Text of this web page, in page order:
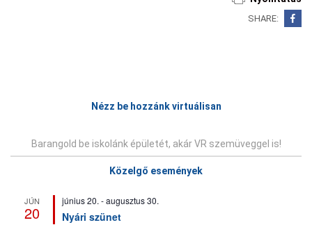
SHARE:
Nézz be hozzánk virtuálisan
Barangold be iskolánk épületét, akár VR szemüveggel is!
Közelgő események
JÚN
20
június 20.-augusztus 30.
Nyári szünet